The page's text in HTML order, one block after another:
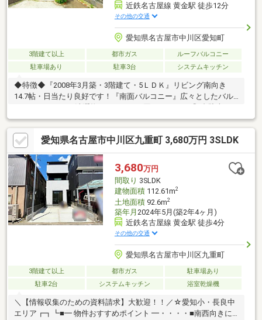
近鉄名古屋線 黄金駅 徒歩12分
その他の交通
愛知県名古屋市中川区愛知町
3階建て以上 都市ガス
ルーフバルコニー
駐車場あり
駐車3台 システムキッチン
◆特徴◆『2008年3月築・3階建て・5ＬＤＫ』リビング南向き
14.7帖・日当たり良好です！『南面バルコニー』広々としたバル
コニーがあるので洗濯物のスペースに困りません！『3台駐車』ス
ペースに余裕をもって駐車可能です！『大容量収納』クローゼッ
ト、階段下収納、シューズクローゼットもあるため収納スペース
には困りません！◆リフォーム後引き渡し可◆ご要望があればリ
フォーム工事後引き渡し可能です！ご相談ください！
愛知県名古屋市中川区九重町 3,680万円 3SLDK
3,680万円
間取り 3SLDK
建物面積112.61m2
土地面積92.6m2
築年月 2024年5月(築2年4ヶ月)
近鉄名古屋線 黄金駅 徒歩4分
その他の交通
愛知県名古屋市中川区九重町
3階建て以上 都市ガス
駐車場あり
駐車2台
システムキッチン 浴室乾燥機
＼【情報収集のための資料請求】大歓迎！！／☆愛知小・長良中
エリア┏┓┗■━ 物件おすすめポイント ━・・・・■南西向きに